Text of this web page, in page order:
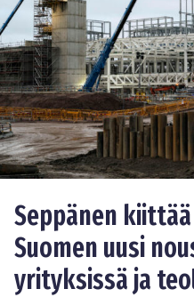
Seppänen
Suomen uusi
yrityksissä ja